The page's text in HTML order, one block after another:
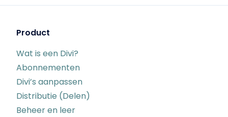
Product
Wat is een Divi?
Abonnementen
Divi’s aanpassen
Distributie (Delen)
Beheer en leer